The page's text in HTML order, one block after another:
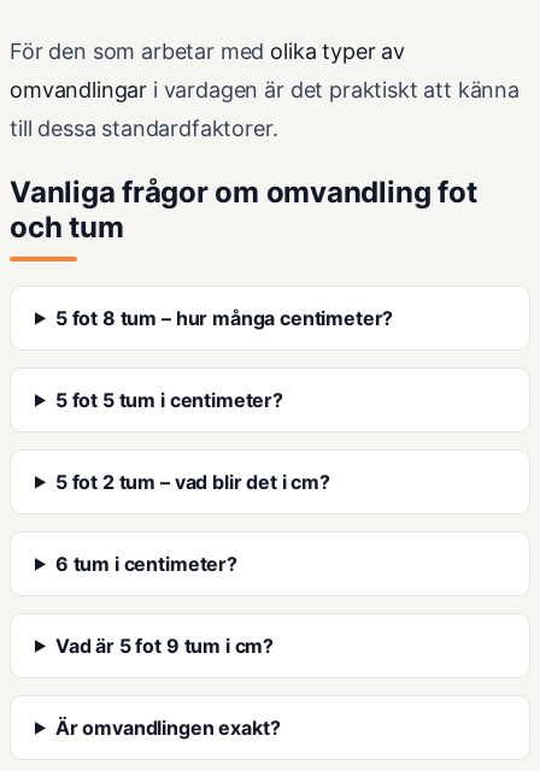
För den som arbetar med olika typer av
omvandlingar i vardagen är det praktiskt att känna
till dessa standardfaktorer.
Vanliga frågor om omvandling fot
och tum
5 fot 8 tum – hur många centimeter?
5 fot 5 tum i centimeter?
5 fot 2 tum – vad blir det i cm?
6 tum i centimeter?
Vad är 5 fot 9 tum i cm?
Är omvandlingen exakt?